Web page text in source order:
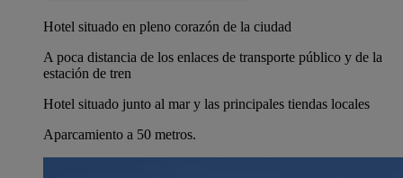
Hotel situado en pleno corazón de la ciudad
A poca distancia de los enlaces de transporte público y de la
estación de tren
Hotel situado junto al mar y las principales tiendas locales
Aparcamiento a 50 metros.